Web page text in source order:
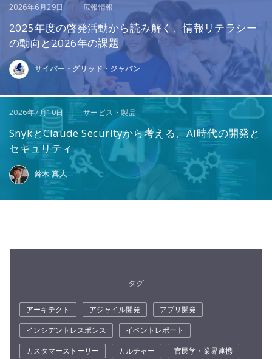
2026年6月29日 | 広報情報
2025年度の啓発活動から読み解く、情報リテラシー
の動向と2026年の課題
サイバー・グリッド・ジャパン
2026年7月10日 | サービス・製品
SnykとClaude Securityから考える、AI時代の開発と
セキュリティ
鈴木 真人
タグ
アーキテクト アジャイル開発
アプリ開発
インシデントレスポンス
イベントレポート
カスタマーストーリー
カルチャー
官民学・業界連携